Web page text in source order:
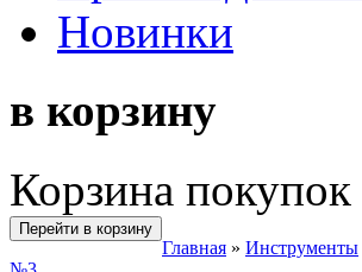
Новинки
в корзину
Корзина покупок
Перейти в корзину
Главная » Инструменты